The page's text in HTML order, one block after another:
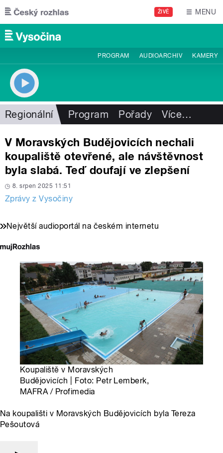
Přejít k hlavnímu obsahu
ŽIVĚ MENU
PROGRAM AUDIOARCHIV KAMERY
Regionální Program Pořady Více…
V Moravských Budějovicích nechali
koupaliště otevřené, ale návštěvnost
byla slabá. Teď doufají ve zlepšení
8. srpen 2025 11:51
Zprávy z Vysočiny
Největší audioportál na českém internetu
Koupaliště v Moravských
Budějovicích | Foto: Petr Lemberk,
MAFRA / Profimedia
Na koupališti v Moravských Budějovicích byla Tereza
Pešoutová